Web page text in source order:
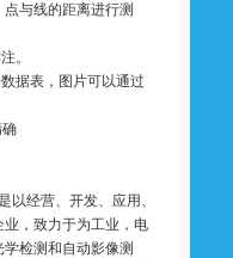
与线的距离进行测
。
据表，图片可以通过
经营、开发、应用、
，致力于为工业，电
检测和自动影像测